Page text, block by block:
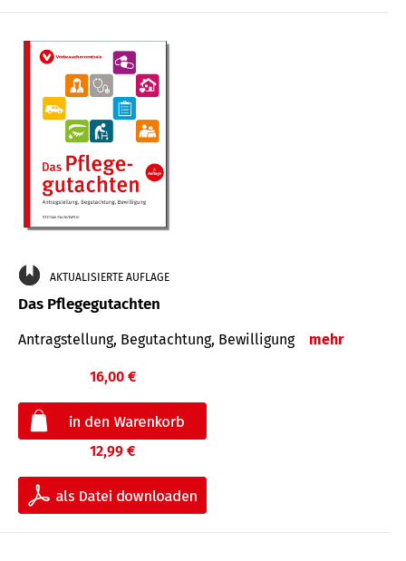
AKTUALISIERTE AUFLAGE
Das Pflegegutachten
Antragstellung, Begutachtung, Bewilligung mehr
16,00 €
12,99 €